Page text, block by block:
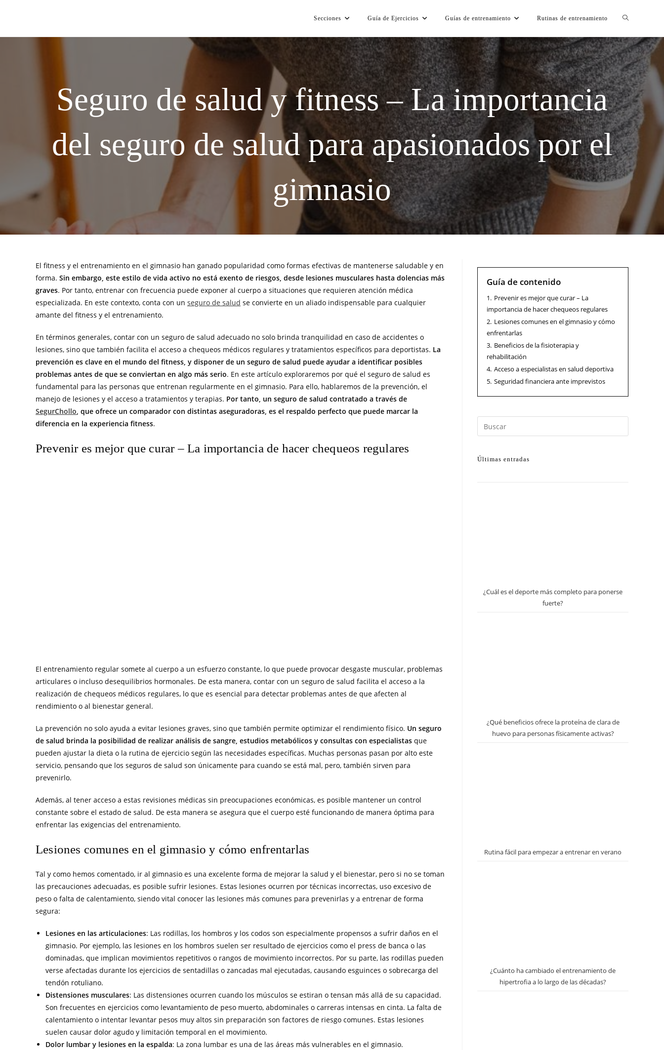
Secciones Guía de Ejercicios Guías de entrenamiento Rutinas de entrenamiento
Seguro de salud y fitness – La importancia
del seguro de salud para apasionados por el
gimnasio
El fitness y el entrenamiento en el gimnasio han ganado popularidad como formas efectivas de mantenerse saludable y en
forma. Sin embargo, este estilo de vida activo no está exento de riesgos, desde lesiones musculares hasta dolencias más
graves. Por tanto, entrenar con frecuencia puede exponer al cuerpo a situaciones que requieren atención médica
especializada. En este contexto, conta con un seguro de salud se convierte en un aliado indispensable para cualquier
amante del fitness y el entrenamiento.
En términos generales, contar con un seguro de salud adecuado no solo brinda tranquilidad en caso de accidentes o
lesiones, sino que también facilita el acceso a chequeos médicos regulares y tratamientos específicos para deportistas. La
prevención es clave en el mundo del fitness, y disponer de un seguro de salud puede ayudar a identificar posibles
problemas antes de que se conviertan en algo más serio. En este artículo exploraremos por qué el seguro de salud es
fundamental para las personas que entrenan regularmente en el gimnasio. Para ello, hablaremos de la prevención, el
manejo de lesiones y el acceso a tratamientos y terapias. Por tanto, un seguro de salud contratado a través de
SegurChollo, que ofrece un comparador con distintas aseguradoras, es el respaldo perfecto que puede marcar la
diferencia en la experiencia fitness.
Prevenir es mejor que curar – La importancia de hacer chequeos regulares
El entrenamiento regular somete al cuerpo a un esfuerzo constante, lo que puede provocar desgaste muscular, problemas
articulares o incluso desequilibrios hormonales. De esta manera, contar con un seguro de salud facilita el acceso a la
realización de chequeos médicos regulares, lo que es esencial para detectar problemas antes de que afecten al
rendimiento o al bienestar general.
La prevención no solo ayuda a evitar lesiones graves, sino que también permite optimizar el rendimiento físico. Un seguro
de salud brinda la posibilidad de realizar análisis de sangre, estudios metabólicos y consultas con especialistas que
pueden ajustar la dieta o la rutina de ejercicio según las necesidades específicas. Muchas personas pasan por alto este
servicio, pensando que los seguros de salud son únicamente para cuando se está mal, pero, también sirven para
prevenirlo.
Además, al tener acceso a estas revisiones médicas sin preocupaciones económicas, es posible mantener un control
constante sobre el estado de salud. De esta manera se asegura que el cuerpo esté funcionando de manera óptima para
enfrentar las exigencias del entrenamiento.
Lesiones comunes en el gimnasio y cómo enfrentarlas
Tal y como hemos comentado, ir al gimnasio es una excelente forma de mejorar la salud y el bienestar, pero si no se toman
las precauciones adecuadas, es posible sufrir lesiones. Estas lesiones ocurren por técnicas incorrectas, uso excesivo de
peso o falta de calentamiento, siendo vital conocer las lesiones más comunes para prevenirlas y a entrenar de forma
segura:
Lesiones en las articulaciones: Las rodillas, los hombros y los codos son especialmente propensos a sufrir daños en el
gimnasio. Por ejemplo, las lesiones en los hombros suelen ser resultado de ejercicios como el press de banca o las
dominadas, que implican movimientos repetitivos o rangos de movimiento incorrectos. Por su parte, las rodillas pueden
verse afectadas durante los ejercicios de sentadillas o zancadas mal ejecutadas, causando esguinces o sobrecarga del
tendón rotuliano.
Distensiones musculares: Las distensiones ocurren cuando los músculos se estiran o tensan más allá de su capacidad.
Son frecuentes en ejercicios como levantamiento de peso muerto, abdominales o carreras intensas en cinta. La falta de
calentamiento o intentar levantar pesos muy altos sin preparación son factores de riesgo comunes. Estas lesiones
suelen causar dolor agudo y limitación temporal en el movimiento.
Dolor lumbar y lesiones en la espalda: La zona lumbar es una de las áreas más vulnerables en el gimnasio.
Guía de contenido
1. Prevenir es mejor que curar – La
importancia de hacer chequeos regulares
2. Lesiones comunes en el gimnasio y cómo
enfrentarlas
3. Beneficios de la fisioterapia y
rehabilitación
4. Acceso a especialistas en salud deportiva
5. Seguridad financiera ante imprevistos
Últimas entradas
¿Cuál es el deporte más completo para ponerse
fuerte?
¿Qué beneficios ofrece la proteína de clara de
huevo para personas físicamente activas?
Rutina fácil para empezar a entrenar en verano
¿Cuánto ha cambiado el entrenamiento de
hipertrofia a lo largo de las décadas?